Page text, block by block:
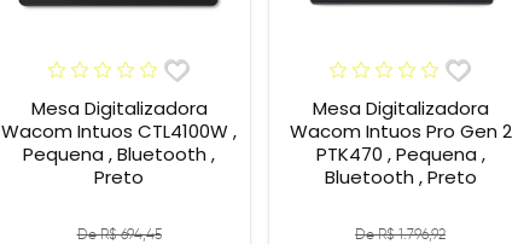
Mesa Digitalizadora
Wacom Intuos CTL4100W ,
Pequena , Bluetooth ,
Preto
De R$ 694,45
Mesa Digitalizadora
Wacom Intuos Pro Gen 2
PTK470 , Pequena ,
Bluetooth , Preto
De R$ 1.796,92